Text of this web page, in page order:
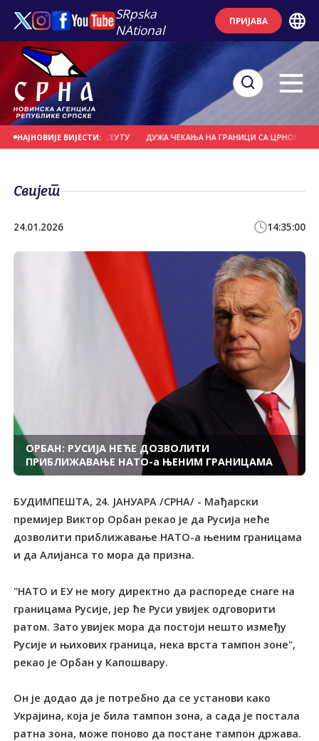
SRpska
NAtional
ПРИЈАВА
НАЈНОВИЈЕ ВИЈЕСТИ:
ШЕСТИ ПОСЈЕТИЋЕ СЕУТУ ДУЖА ЧЕКАЊА НА ГРАНИЦИ СА ЦРНОМ ГОРОМ
Свијет
24.01.2026 14:35:00
ОРБАН: РУСИЈА НЕЋЕ ДОЗВОЛИТИ
ПРИБЛИЖАВАЊЕ НАТО-а ЊЕНИМ ГРАНИЦАМА
БУДИМПЕШТА, 24. ЈАНУАРА /СРНА/ - Мађарски
премијер Виктор Орбан рекао је да Русија неће
дозволити приближавање НАТО-а њеним границама
и да Алијанса то мора да призна.
"НАТО и ЕУ не могу директно да распореде снаге на
границама Русије, јер ће Руси увијек одговорити
ратом. Зато увијек мора да постоји нешто између
Русије и њихових граница, нека врста тампон зоне",
рекао је Орбан у Капошвару.
Он је додао да је потребно да се установи како
Украјина, која је била тампон зона, а сада је постала
ратна зона, може поново да постане тампон држава.